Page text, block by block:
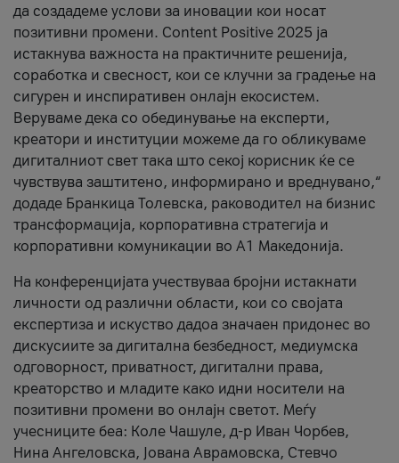
да создадеме услови за иновации кои носат
позитивни промени. Content Positive 2025 ја
истакнува важноста на практичните решенија,
соработка и свесност, кои се клучни за градење на
сигурен и инспиративен онлајн екосистем.
Веруваме дека со обединување на експерти,
креатори и институции можеме да го обликуваме
дигиталниот свет така што секој корисник ќе се
чувствува заштитено, информирано и вреднувано,“
додаде Бранкица Толевска, раководител на бизнис
трансформација, корпоративна стратегија и
корпоративни комуникации во А1 Македонија.
На конференцијата учествуваа бројни истакнати
личности од различни области, кои со својата
експертиза и искуство дадоа значаен придонес во
дискусиите за дигитална безбедност, медиумска
одговорност, приватност, дигитални права,
креаторство и младите како идни носители на
позитивни промени во онлајн светот. Меѓу
учесниците беа: Коле Чашуле, д-р Иван Чорбев,
Нина Ангеловска, Јована Аврамовска, Стевчо